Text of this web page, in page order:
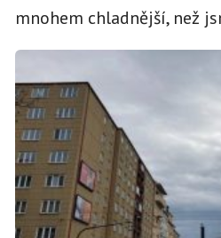
mnohem chladnější, než